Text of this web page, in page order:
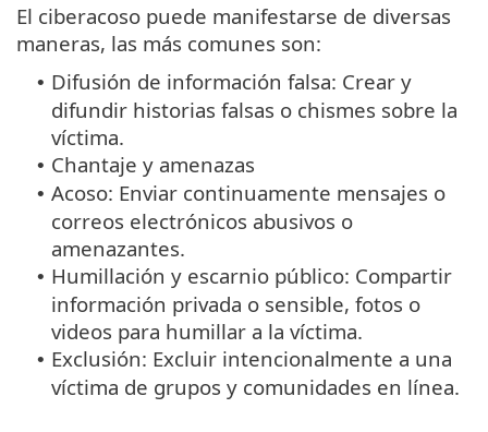
El ciberacoso puede manifestarse de diversas
maneras, las más comunes son:
• Difusión de información falsa: Crear y
difundir historias falsas o chismes sobre la
víctima.
• Chantaje y amenazas
• Acoso: Enviar continuamente mensajes o
correos electrónicos abusivos o
amenazantes.
• Humillación y escarnio público: Compartir
información privada o sensible, fotos o
videos para humillar a la víctima.
• Exclusión: Excluir intencionalmente a una
víctima de grupos y comunidades en línea.